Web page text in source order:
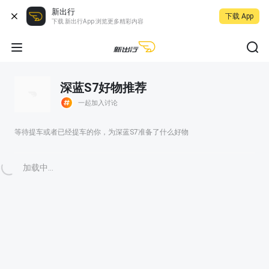
新出行
下载 新出行App 浏览更多精彩内容
下载 App
深蓝S7好物推荐
一起加入讨论
等待提车或者已经提车的你，为深蓝S7准备了什么好物
加载中...